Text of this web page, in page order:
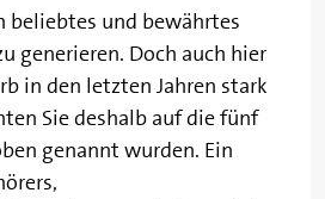
beliebtes und bewährtes
generieren. Doch auch hier
in den letzten Jahren stark
Sie deshalb auf die fünf
genannt wurden. Ein